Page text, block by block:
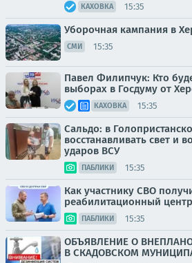
КАХОВКА 15:35
Уборочная кампания в
СМИ 15:35
Павел Филипчук: Кто
выборах в Госдуму от
КАХОВКА 15:35
Сальдо: в
восстанавливать свет и
ударов ВСУ
ПАБЛИКИ 15:35
Как участнику СВО
реабилитационный
ПАБЛИКИ 15:35
ОБЪЯВЛЕНИЕ О
В СКАДОВСКОМ